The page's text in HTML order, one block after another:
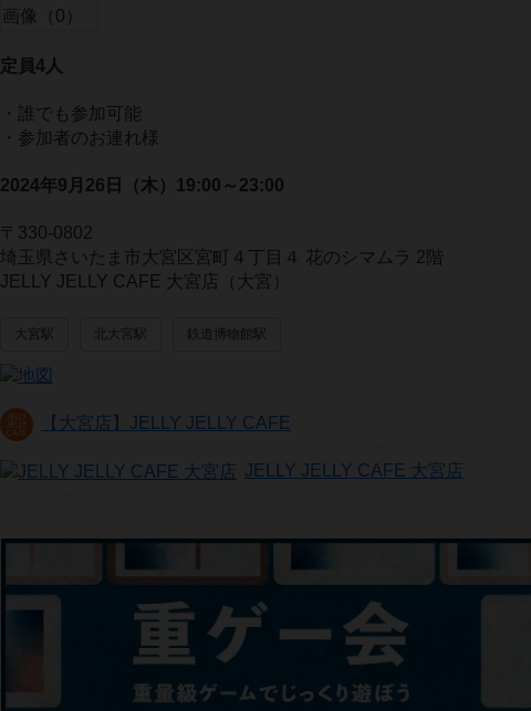
定員4人
・誰でも参加可能
・参加者のお連れ様
2024年9月26日（木） 19:00～23:00
〒330-0802
埼玉県さいたま市大宮区宮町４丁目４ 花のシマムラ 2階
JELLY JELLY CAFE 大宮店（大宮）
大宮駅 北大宮駅 鉄道博物館駅
【大宮店】JELLY JELLY CAFE
JELLY JELLY CAFE 大宮店